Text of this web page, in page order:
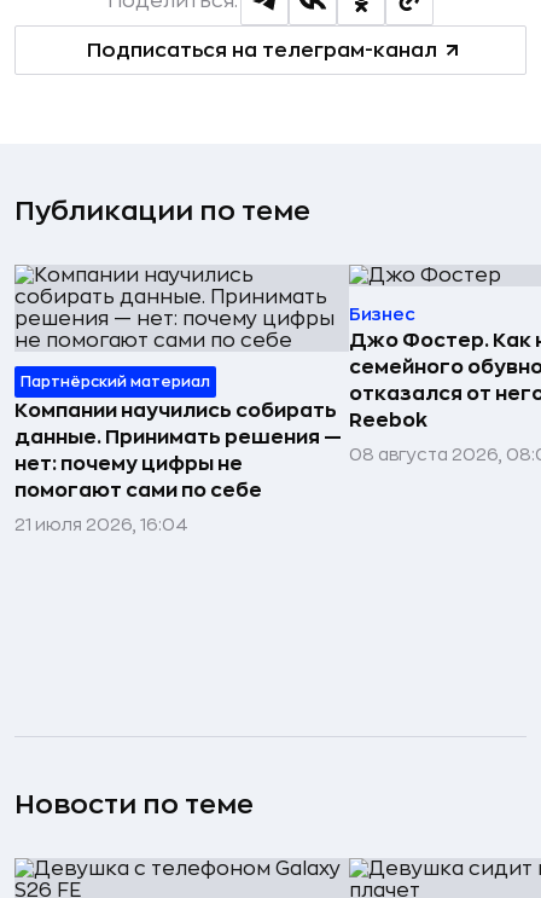
Подписаться на телеграм-канал
Публикации по теме
Партнёрский материал
Компании научились собирать
данные. Принимать решения —
нет: почему цифры не
помогают сами по себе
21 июля 2026, 16:04
Бизнес
Джо Фостер. Как
семейного
отказался от
Reebok
08 августа 2026,
Новости по теме